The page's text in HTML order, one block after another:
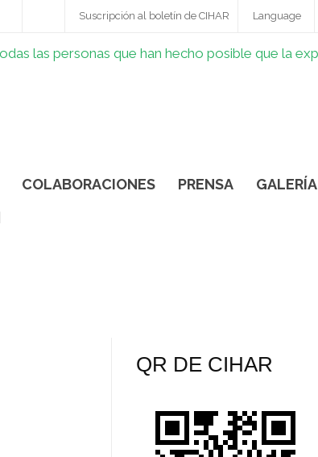
Language
Suscripción al boletín de CIHAR
COLABORACIONES PRENSA
GALERÍA
QR DE CIHAR